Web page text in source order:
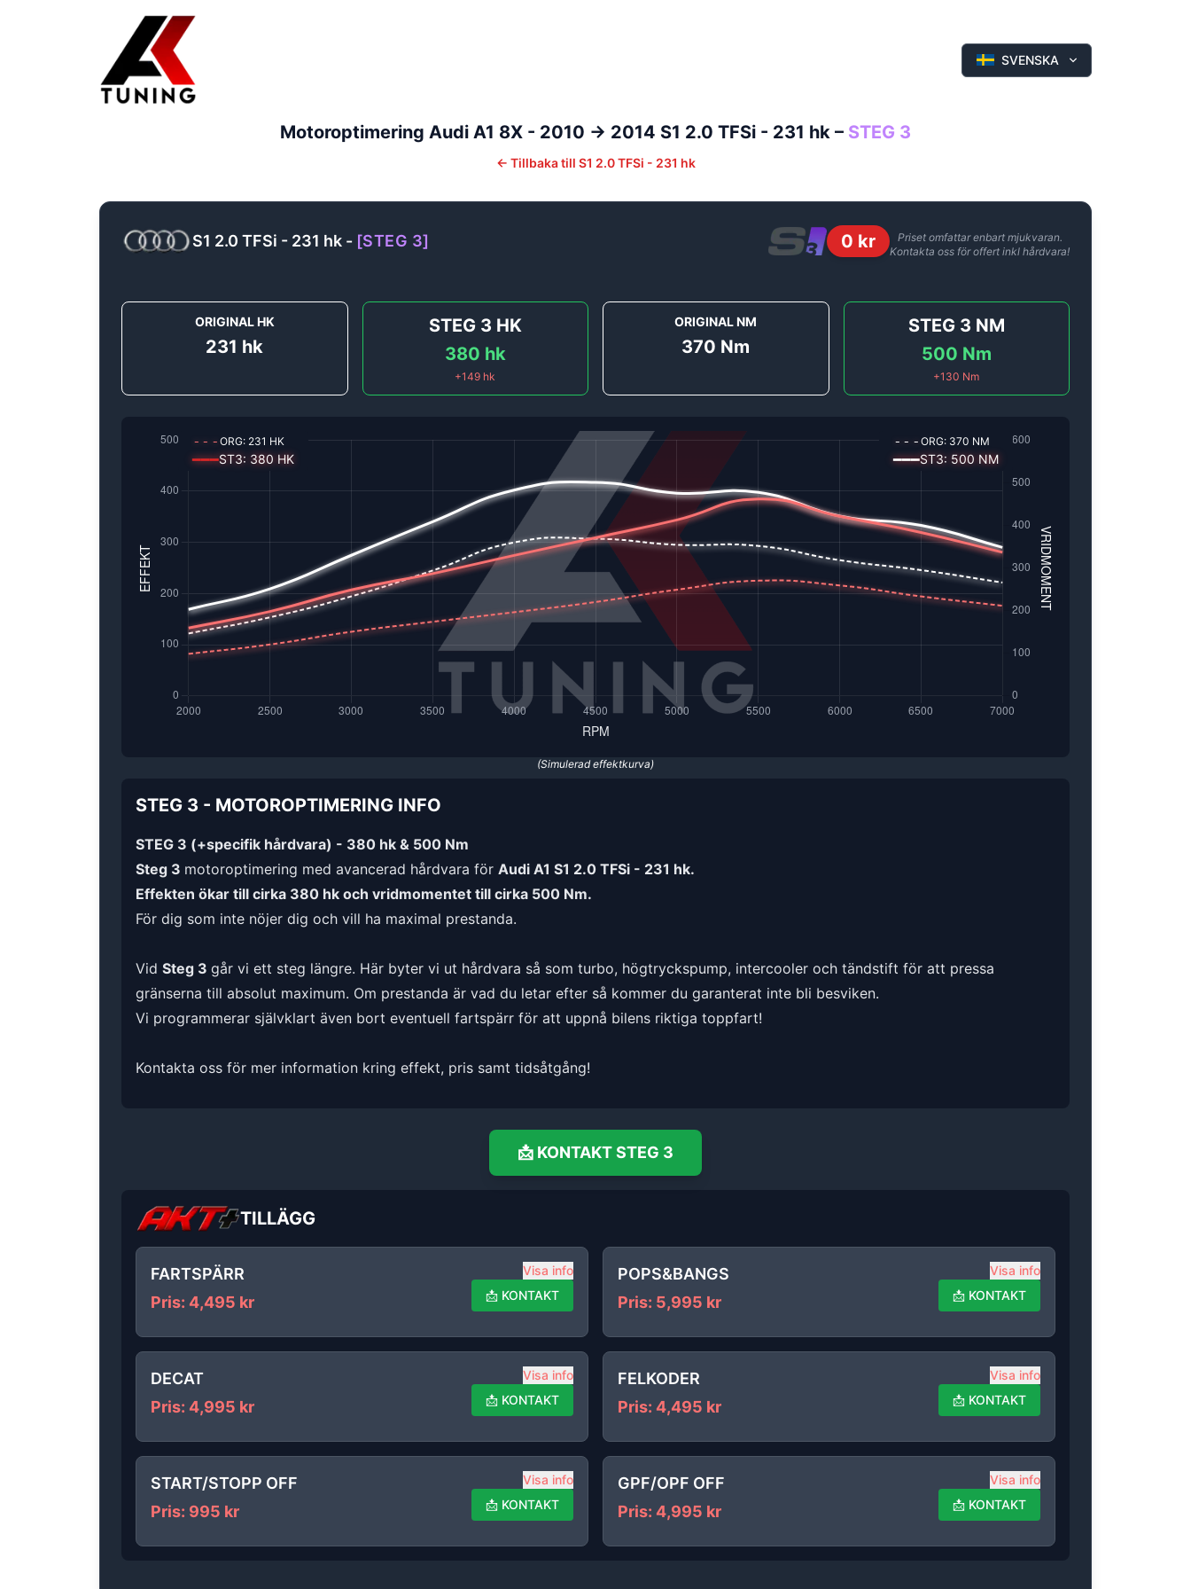
SVENSKA
Motoroptimering Audi A1 8X - 2010 -> 2014 S1 2.0 TFSi - 231 hk – STEG 3
← Tillbaka till S1 2.0 TFSi - 231 hk
S1 2.0 TFSi - 231 hk - [STEG 3] 0 kr
Priset omfattar enbart mjukvaran.
Kontakta oss för offert inkl hårdvara!
ORIGINAL HK
231 hk
STEG 3 HK
380 hk
+149 hk
ORIGINAL NM
370 Nm
STEG 3 NM
500 Nm
+130 Nm
---ORG: 231 HK
━━━ST3: 380 HK
---ORG: 370 NM
━━━ST3: 500 NM
(Simulerad effektkurva)
STEG 3 - MOTOROPTIMERING INFO
STEG 3 (+specifik hårdvara) - 380 hk & 500 Nm
Steg 3 motoroptimering med avancerad hårdvara för Audi A1 S1 2.0 TFSi - 231 hk.
Effekten ökar till cirka 380 hk och vridmomentet till cirka 500 Nm.
För dig som inte nöjer dig och vill ha maximal prestanda.
Vid Steg 3 går vi ett steg längre. Här byter vi ut hårdvara så som turbo, högtryckspump, intercooler och tändstift för att pressa
gränserna till absolut maximum. Om prestanda är vad du letar efter så kommer du garanterat inte bli besviken.
Vi programmerar självklart även bort eventuell fartspärr för att uppnå bilens riktiga toppfart!
Kontakta oss för mer information kring effekt, pris samt tidsåtgång!
📩 KONTAKTSTEG 3
TILLÄGG
FARTSPÄRR
Pris: 4,495 kr
Visa info
📩 KONTAKT
POPS&BANGS
Pris: 5,995 kr
Visa info
📩 KONTAKT
DECAT
Pris: 4,995 kr
Visa info
📩 KONTAKT
FELKODER
Pris: 4,495 kr
Visa info
📩 KONTAKT
START/STOPP OFF
Pris: 995 kr
Visa info
📩 KONTAKT
GPF/OPF OFF
Pris: 4,995 kr
Visa info
📩 KONTAKT